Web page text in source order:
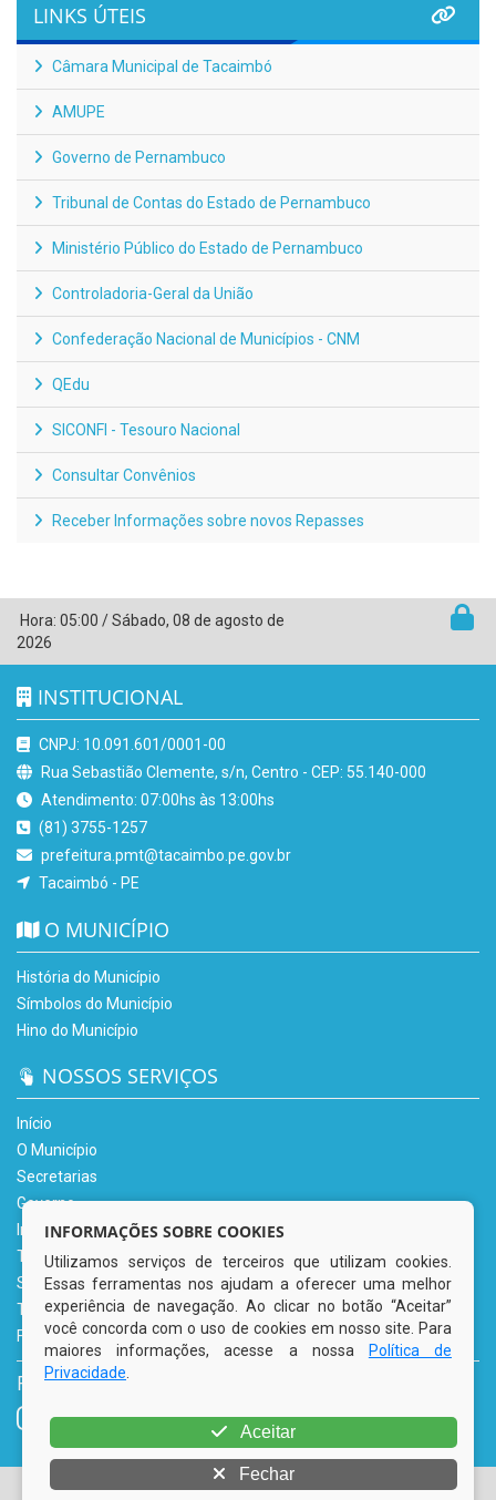
LINKS ÚTEIS
Câmara Municipal de Tacaimbó
AMUPE
Governo de Pernambuco
Tribunal de Contas do Estado de Pernambuco
Ministério Público do Estado de Pernambuco
Controladoria-Geral da União
Confederação Nacional de Municípios - CNM
QEdu
SICONFI - Tesouro Nacional
Consultar Convênios
Receber Informações sobre novos Repasses
Hora: 05:00 /Sábado, 08 de agosto de
2026
INSTITUCIONAL
CNPJ: 10.091.601/0001-00
Rua Sebastião Clemente, s/n, Centro - CEP: 55.140-000
Atendimento: 07:00hs às 13:00hs
(81) 3755-1257
prefeitura.pmt@tacaimbo.pe.gov.br
Tacaimbó - PE
O MUNICÍPIO
História do Município
Símbolos do Município
Hino do Município
NOSSOS SERVIÇOS
Início
O Município
Secretarias
Governo
Informe-se
Transparência
Serviços Digitais
Tributário
Fale Conosco
REDES SOCIAIS
© Copyright 2026 Prefeitura Municipal de Tacaimbó | Todos
INFORMAÇÕES SOBRE COOKIES
Utilizamos serviços de terceiros que utilizam cookies.
Essas ferramentas nos ajudam a oferecer uma melhor
experiência de navegação. Ao clicar no botão “Aceitar”
você concorda com o uso de cookies em nosso site. Para
maiores informações, acesse a nossa
Política de
Privacidade
Aceitar
Fechar